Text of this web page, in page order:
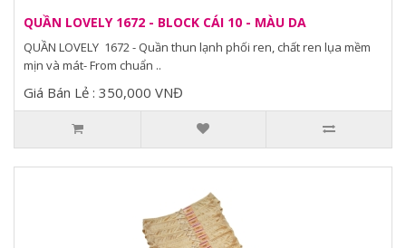
QUẦN LOVELY 1672 - BLOCK CÁI 10 - MÀU DA
QUẦN LOVELY 1672 - Quần thun lạnh phối ren, chất ren lụa mềm
mịn và mát- From chuẩn ..
Giá Bán Lẻ : 350,000 VNĐ